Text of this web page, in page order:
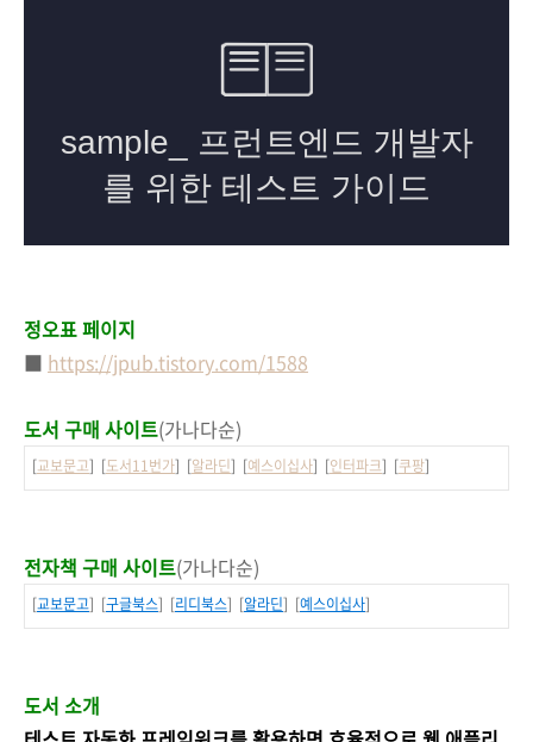
정오표 페이지
■ https://jpub.tistory.com/1588
도서 구매 사이트(가나다순)
[교보문고] [도서11번가] [알라딘] [예스이십사] [인터파크] [쿠팡]
전자책 구매 사이트(가나다순)
[교보문고] [구글북스] [리디북스] [알라딘] [예스이십사]
도서 소개